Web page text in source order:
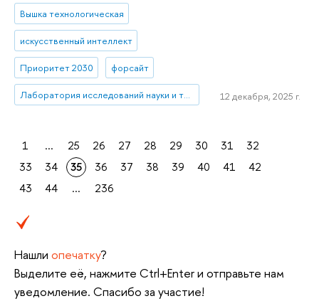
Вышка технологическая
искусственный интеллект
Приоритет 2030 форсайт
Лаборатория исследований науки и технологий 12 декабря, 2025 г.
1 ... 25 26 27 28 29 30 31
32
33
34 35 36 37 38 39 40 41
42
43
44 ... 236
Нашли опечатку?
Выделите её, нажмите Ctrl+Enter и отправьте нам
уведомление. Спасибо за участие!